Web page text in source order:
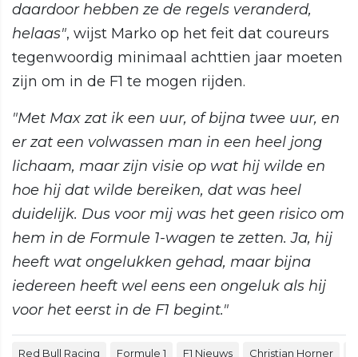
daardoor hebben ze de regels veranderd,
helaas", wijst Marko op het feit dat coureurs
tegenwoordig minimaal achttien jaar moeten
zijn om in de F1 te mogen rijden.
"Met Max zat ik een uur, of bijna twee uur, en
er zat een volwassen man in een heel jong
lichaam, maar zijn visie op wat hij wilde en
hoe hij dat wilde bereiken, dat was heel
duidelijk. Dus voor mij was het geen risico om
hem in de Formule 1-wagen te zetten. Ja, hij
heeft wat ongelukken gehad, maar bijna
iedereen heeft wel eens een ongeluk als hij
voor het eerst in de F1 begint."
Red Bull Racing Formule 1 F1 Nieuws Christian Horner